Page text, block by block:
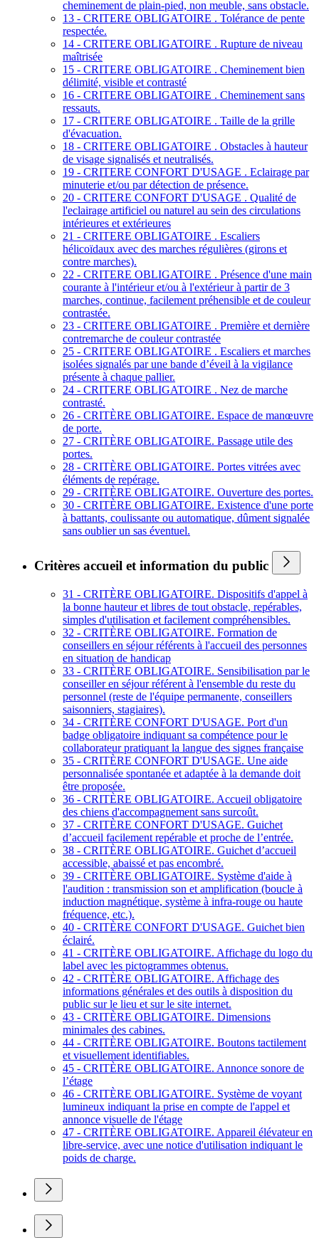
cheminement de plain-pied, non meuble, sans obstacle.
13 - CRITERE OBLIGATOIRE . Tolérance de pente
respectée.
14 - CRITERE OBLIGATOIRE . Rupture de niveau
maîtrisée
15 - CRITERE OBLIGATOIRE . Cheminement bien
délimité, visible et contrasté
16 - CRITERE OBLIGATOIRE . Cheminement sans
ressauts.
17 - CRITERE OBLIGATOIRE . Taille de la grille
d'évacuation.
18 - CRITERE OBLIGATOIRE . Obstacles à hauteur
de visage signalisés et neutralisés.
19 - CRITERE CONFORT D'USAGE . Eclairage par
minuterie et/ou par détection de présence.
20 - CRITERE CONFORT D'USAGE . Qualité de
l'eclairage artificiel ou naturel au sein des circulations
intérieures et extérieures
21 - CRITERE OBLIGATOIRE . Escaliers
hélicoïdaux avec des marches régulières (girons et
contre marches).
22 - CRITERE OBLIGATOIRE . Présence d'une main
courante à l'intérieur et/ou à l'extérieur à partir de 3
marches, continue, facilement préhensible et de couleur
contrastée.
23 - CRITERE OBLIGATOIRE . Première et dernière
contremarche de couleur contrastée
25 - CRITERE OBLIGATOIRE . Escaliers et marches
isolées signalés par une bande d’éveil à la vigilance
présente à chaque pallier.
24 - CRITERE OBLIGATOIRE . Nez de marche
contrasté.
26 - CRITÈRE OBLIGATOIRE. Espace de manœuvre
de porte.
27 - CRITÈRE OBLIGATOIRE. Passage utile des
portes.
28 - CRITÈRE OBLIGATOIRE. Portes vitrées avec
éléments de repérage.
29 - CRITÈRE OBLIGATOIRE. Ouverture des portes.
30 - CRITÈRE OBLIGATOIRE. Existence d'une porte
à battants, coulissante ou automatique, dûment signalée
sans oublier un sas éventuel.
Critères accueil et information du public
31 - CRITÈRE OBLIGATOIRE. Dispositifs d'appel à
la bonne hauteur et libres de tout obstacle, repérables,
simples d'utilisation et facilement compréhensibles.
32 - CRITÈRE OBLIGATOIRE. Formation de
conseillers en séjour référents à l'accueil des personnes
en situation de handicap
33 - CRITÈRE OBLIGATOIRE. Sensibilisation par le
conseiller en séjour référent à l'ensemble du reste du
personnel (reste de l'équipe permanente, conseillers
saisonniers, stagiaires).
34 - CRITÈRE CONFORT D'USAGE. Port d'un
badge obligatoire indiquant sa compétence pour le
collaborateur pratiquant la langue des signes française
35 - CRITÈRE CONFORT D'USAGE. Une aide
personnalisée spontanée et adaptée à la demande doit
être proposée.
36 - CRITÈRE OBLIGATOIRE. Accueil obligatoire
des chiens d'accompagnement sans surcoût.
37 - CRITÈRE CONFORT D'USAGE. Guichet
d’accueil facilement repérable et proche de l’entrée.
38 - CRITÈRE OBLIGATOIRE. Guichet d’accueil
accessible, abaissé et pas encombré.
39 - CRITÈRE OBLIGATOIRE. Système d'aide à
l'audition : transmission son et amplification (boucle à
induction magnétique, système à infra-rouge ou haute
fréquence, etc.).
40 - CRITÈRE CONFORT D'USAGE. Guichet bien
éclairé.
41 - CRITÈRE OBLIGATOIRE. Affichage du logo du
label avec les pictogrammes obtenus.
42 - CRITÈRE OBLIGATOIRE. Affichage des
informations générales et des outils à disposition du
public sur le lieu et sur le site internet.
43 - CRITÈRE OBLIGATOIRE. Dimensions
minimales des cabines.
44 - CRITÈRE OBLIGATOIRE. Boutons tactilement
et visuellement identifiables.
45 - CRITÈRE OBLIGATOIRE. Annonce sonore de
l’étage
46 - CRITÈRE OBLIGATOIRE. Système de voyant
lumineux indiquant la prise en compte de l'appel et
annonce visuelle de l'étage
47 - CRITÈRE OBLIGATOIRE. Appareil élévateur en
libre-service, avec une notice d'utilisation indiquant le
poids de charge.